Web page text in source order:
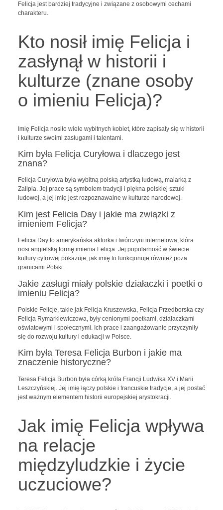
Felicja jest bardziej tradycyjne i związane z osobowymi cechami
charakteru.
Kto nosił imię Felicja i
zasłynął w historii i
kulturze (znane osoby
o imieniu Felicja)?
Imię Felicja nosiło wiele wybitnych kobiet, które zapisały się w historii
i kulturze swoimi zasługami i talentami.
Kim była Felicja Curyłowa i dlaczego jest
znana?
Felicja Curyłowa była wybitną polską artystką ludową, malarką z
Zalipia. Jej prace są symbolem tradycji i piękna polskiej sztuki
ludowej, a jej imię jest rozpoznawalne w kulturze narodowej.
Kim jest Felicia Day i jakie ma związki z
imieniem Felicja?
Felicia Day to amerykańska aktorka i twórczyni internetowa, która
nosi angielską formę imienia Felicja. Jej popularność w świecie
kultury cyfrowej pokazuje, jak imię to funkcjonuje również poza
granicami Polski.
Jakie zasługi miały polskie działaczki i poetki o
imieniu Felicja?
Polskie Felicje, takie jak Felicja Kruszewska, Felicja Przedborska czy
Felicja Rymarkiewiczowa, były cenionymi poetkami, działaczkami
oświatowymi i społecznymi. Ich prace i zaangażowanie przyczyniły
się do rozwoju kultury i edukacji w Polsce.
Kim była Teresa Felicja Burbon i jakie ma
znaczenie historyczne?
Teresa Felicja Burbon była córką króla Francji Ludwika XV i Marii
Leszczyńskiej. Jej imię łączy polskie i francuskie tradycje, a jej postać
jest ważnym elementem historii europejskiej arystokracji.
Jak imię Felicja wpływa
na relacje
międzyludzkie i życie
uczuciowe?